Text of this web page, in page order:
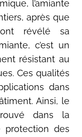
l’amiante
après que
révélé sa
c’est un
résistant au
Ces qualités
dans
Ainsi, le
dans la
protection des